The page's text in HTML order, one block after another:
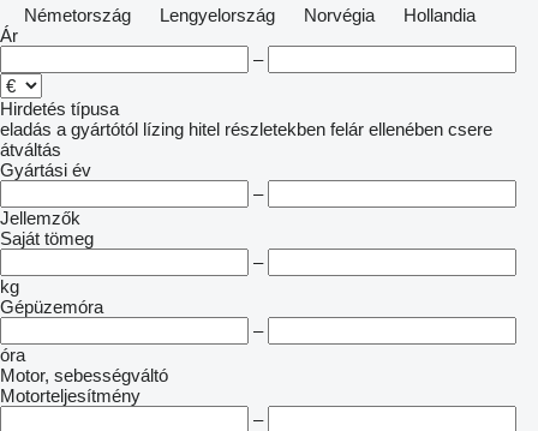
Németország
Lengyelország Norvégia
Hollandia
Ár
–
Hirdetés típusa
eladás a gyártótól lízing hitel részletekben felár ellenében csere
átváltás
Gyártási év
–
Jellemzők
Saját tömeg
–
kg
Gépüzemóra
–
óra
Motor, sebességváltó
Motorteljesítmény
–